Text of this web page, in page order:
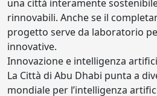
una città interamente
rinnovabili. Anche se il
progetto serve da laboratorio
innovative.
Innovazione e intelligenza
La Città di Abu Dhabi punta a
mondiale per l’intelligenza